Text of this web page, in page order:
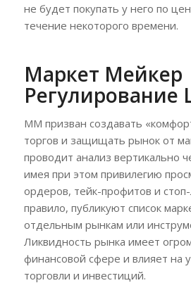
не будет покупать у него по
течение некоторого времени.
Маркет Мейкер
Регулирование
ММ призван создавать
торгов и защищать рынок от
проводит анализ вертикально
имея при этом привилегию
ордеров, тейк-профитов и
правило, публикуют список
отдельным рынкам или
Ликвидность рынка имеет
финансовой сфере и влияет на
торговли и инвестиций.